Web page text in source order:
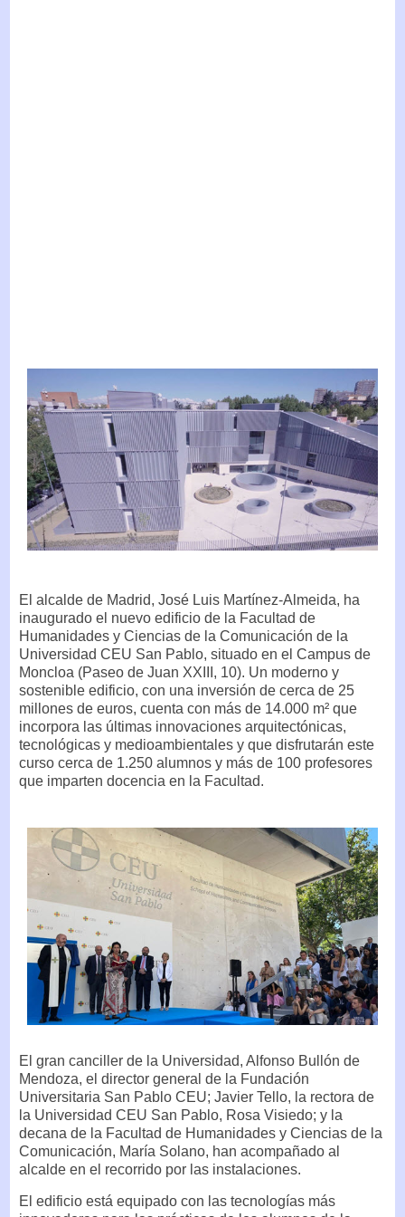
El alcalde de Madrid, José Luis Martínez-Almeida, ha
inaugurado el nuevo edificio de la Facultad de
Humanidades y Ciencias de la Comunicación de la
Universidad CEU San Pablo, situado en el Campus de
Moncloa (Paseo de Juan XXIII, 10). Un moderno y
sostenible edificio, con una inversión de cerca de 25
millones de euros, cuenta con más de 14.000 m² que
incorpora las últimas innovaciones arquitectónicas,
tecnológicas y medioambientales y que disfrutarán este
curso cerca de 1.250 alumnos y más de 100 profesores
que imparten docencia en la Facultad.
El gran canciller de la Universidad, Alfonso Bullón de
Mendoza, el director general de la Fundación
Universitaria San Pablo CEU; Javier Tello, la rectora de
la Universidad CEU San Pablo, Rosa Visiedo; y la
decana de la Facultad de Humanidades y Ciencias de la
Comunicación, María Solano, han acompañado al
alcalde en el recorrido por las instalaciones.
El edificio está equipado con las tecnologías más